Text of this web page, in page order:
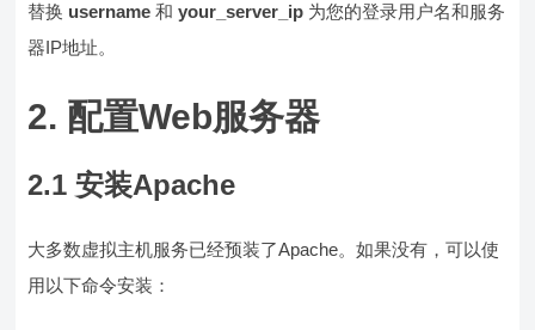
替换 username 和your_server_ip 为您的登录用户名和服务
器IP地址。
2. 配置Web服务器
2.1 安装Apache
大多数虚拟主机服务已经预装了Apache。如果没有，可以使
用以下命令安装：